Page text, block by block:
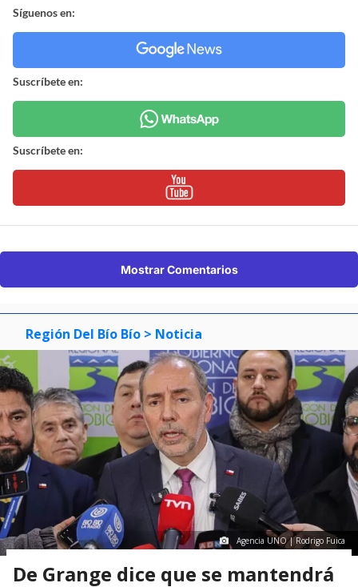
Síguenos en:
Suscríbete en:
Suscríbete en:
Mostrar Comentarios
Región Del Bío Bío > Noticia
Agencia UNO | Rodrigo Fuica
De Grange dice que se mantendrá